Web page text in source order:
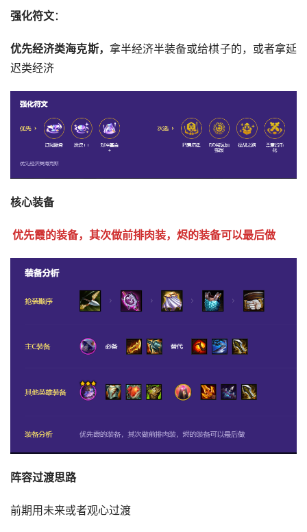
强化符文：
优先经济类海克斯， 拿半经济半装备或给棋子的，或者拿延
迟类经济
核心装备
优先霞的装备，其次做前排肉装，烬的装备可以最后做
阵容过渡思路
前期用未来或者观心过渡